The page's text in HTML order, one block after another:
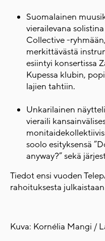
Suomalainen
vierailevana
Collective -
merkittävästä
esiintyi konsertissa
Kupessa klubin,
lajien tahtiin.
Unkarilainen
vieraili
soolo esityksensä
anyway?” sekä
Tiedot ensi vuoden
rahoituksesta
Kuva: Kornélia Mangi /